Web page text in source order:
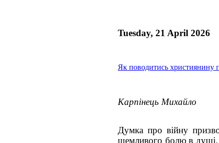
Tuesday, 21 April 2026
Як поводитись християнину
Карпінець Михайло
Думка про війну
щемливого болю в